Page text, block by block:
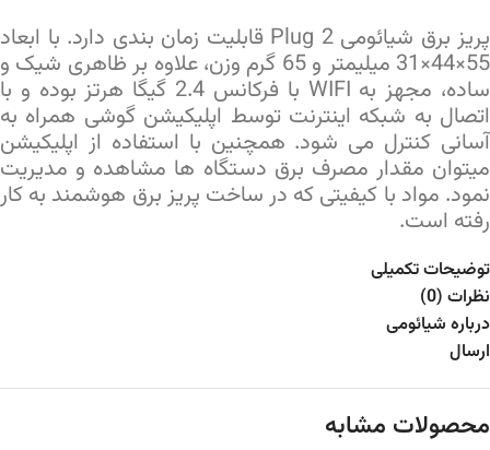
پریز برق شیائومی Plug 2 قابلیت زمان بندی دارد. با ابعاد
55×44×31 میلیمتر و 65 گرم وزن، علاوه بر ظاهری شیک و
ساده، مجهز به WIFI با فرکانس 2.4 گیگا هرتز بوده و با
اتصال به شبکه اینترنت توسط اپلیکیشن گوشی همراه به
آسانی کنترل می شود. همچنین با استفاده از اپلیکیشن
میتوان مقدار مصرف برق دستگاه ها مشاهده و مدیریت
نمود. مواد با کیفیتی که در ساخت پریز برق هوشمند به کار
رفته است.
توضیحات تکمیلی
نظرات (0)
درباره شیائومی
ارسال
محصولات مشابه